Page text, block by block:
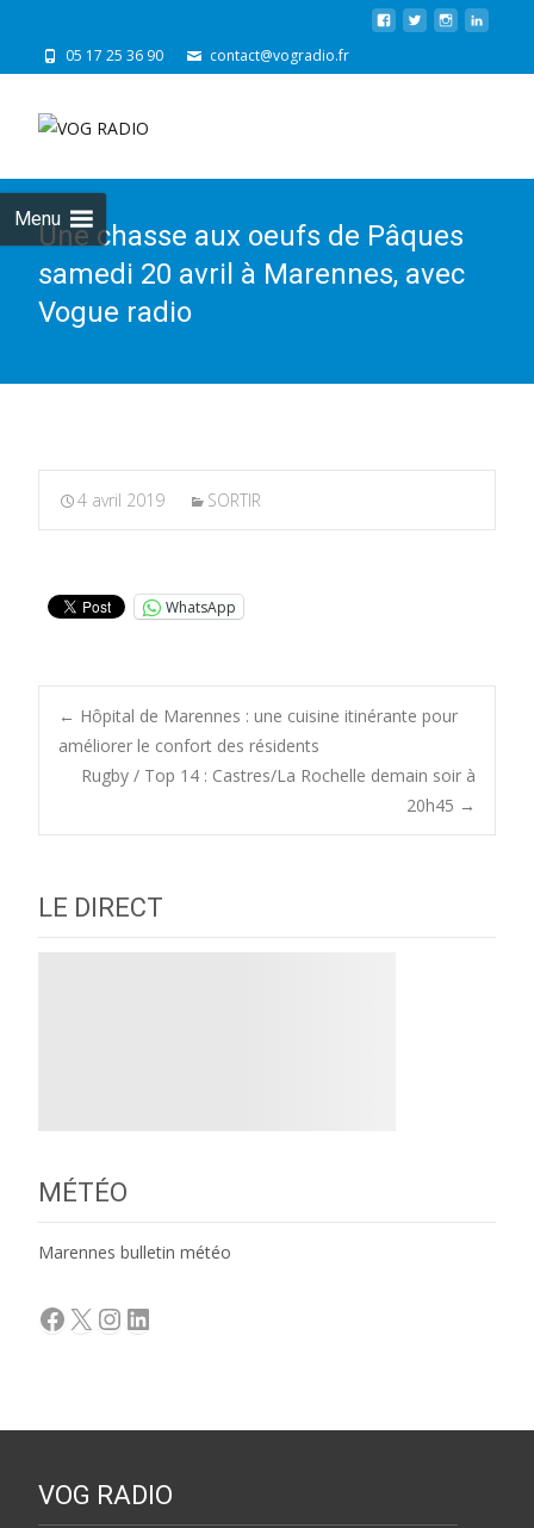
05 17 25 36 90 contact@vogradio.fr
Menu
Une chasse aux oeufs de Pâques
samedi 20 avril à Marennes, avec
Vogue radio
4 avril 2019 SORTIR
WhatsApp
Post
navigation
← Hôpital de Marennes : une cuisine itinérante pour
améliorer le confort des résidents
Rugby / Top 14 : Castres/La Rochelle demain soir à
20h45 →
LE DIRECT
MÉTÉO
Marennes bulletin météo
Facebook
X Instagram
LinkedIn
VOG RADIO